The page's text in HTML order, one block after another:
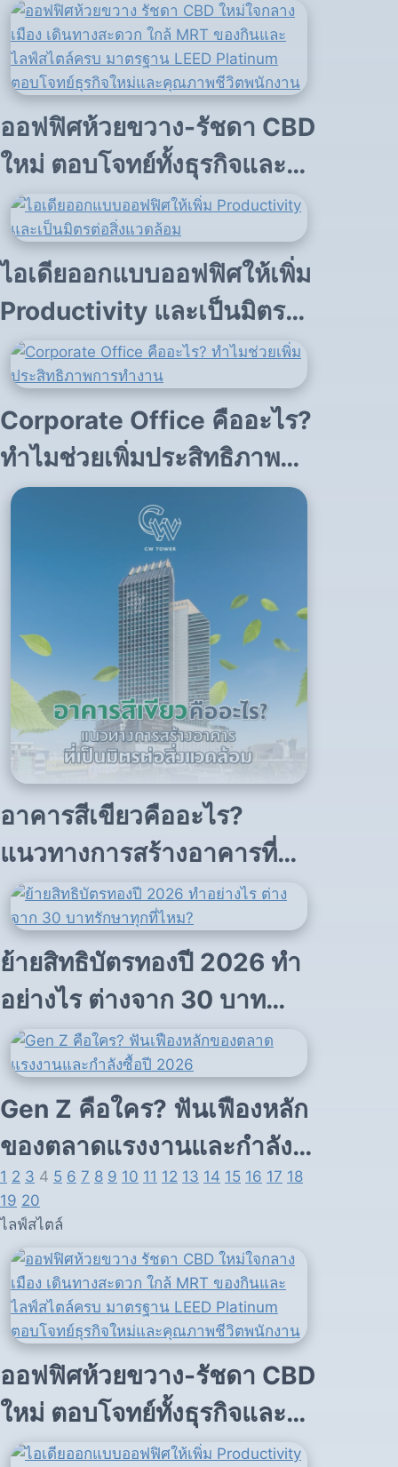
ออฟฟิศห้วยขวาง-รัชดา CBD
ใหม่ ตอบโจทย์ทั้งธุรกิจและ
ไลฟ์สไตล์
ไอเดียออกแบบออฟฟิศให้เพิ่ม
Productivity และเป็นมิตรต่อ
สิ่งแวดล้อม
Corporate Office คืออะไร?
ทำไมช่วยเพิ่มประสิทธิภาพ
การทำงาน
อาคารสีเขียวคืออะไร?
แนวทางการสร้างอาคารที่
เป็นมิตรต่อสิ่งแวดล้อม
ย้ายสิทธิบัตรทองปี 2026 ทำ
อย่างไร ต่างจาก 30 บาท
รักษาทุกที่ไหม?
Gen Z คือใคร? ฟันเฟืองหลัก
ของตลาดแรงงานและกำลัง
ซื้อปี 2026
1 2 3 4 5 6 7 8 9 10 11 12 13 14 15 16 17 18
19 20
ไลฟ์สไตล์
ออฟฟิศห้วยขวาง-รัชดา CBD
ใหม่ ตอบโจทย์ทั้งธุรกิจและ
ไลฟ์สไตล์